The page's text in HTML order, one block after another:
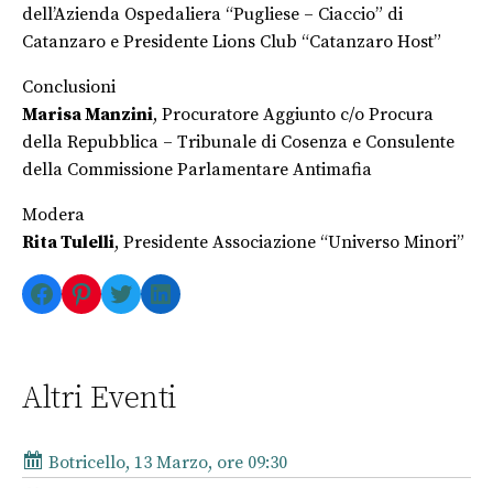
dell’Azienda Ospedaliera “Pugliese – Ciaccio” di
Catanzaro e Presidente Lions Club “Catanzaro Host”
Conclusioni
Marisa Manzini, Procuratore Aggiunto c/o Procura
della Repubblica – Tribunale di Cosenza e Consulente
della Commissione Parlamentare Antimafia
Modera
Rita Tulelli, Presidente Associazione “Universo Minori”
Facebook
Pinterest
TwitterLinkedIn
Altri Eventi
Botricello, 13 Marzo, ore 09:30